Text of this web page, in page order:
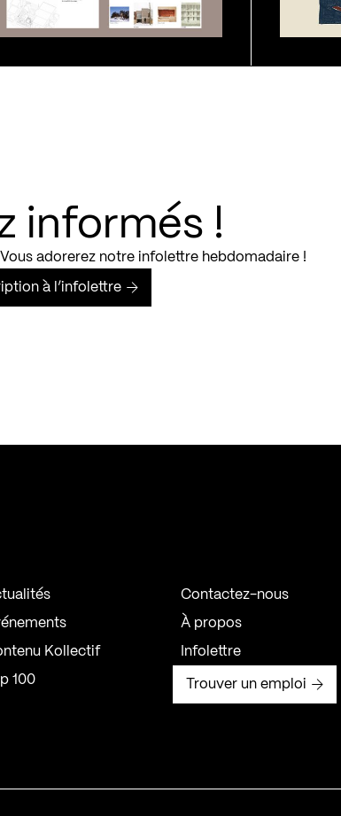
informés !
adorerez notre infolettre hebdomadaire !
à l’infolettre
Kollectif
100
Contactez-nous
À propos
Infolettre
Trouver un emploi